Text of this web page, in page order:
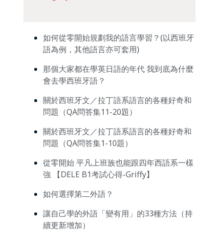
如何從零開始規劃我的語言學習？(以西班牙
語為例，其他語言亦可套用)
那個大家都在學英日語的年代 我到底為什麼
會去學西班牙語？
關於西班牙文／拉丁語系語言的各種好奇和
問題（QA問答集11-20題）
關於西班牙文／拉丁語系語言的各種好奇和
問題（QA問答集1-10題）
從零開始 平凡上班族也能跟四年西語系一樣
強 【DELE B1考試心得-Griffy】
如何選擇第二外語？
讓自己學的外語「變有用」的33種方法（持
續更新增加）